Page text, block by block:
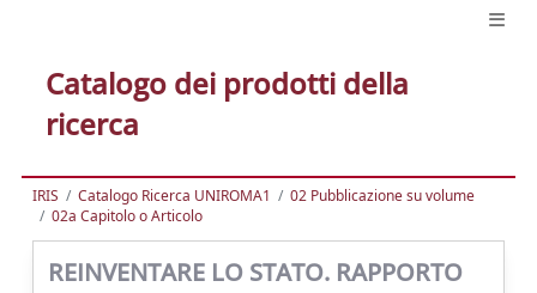
Catalogo dei prodotti della
ricerca
IRIS Catalogo Ricerca UNIROMA1
02 Pubblicazione su volume
02a Capitolo o Articolo
REINVENTARE LO STATO. RAPPORTO